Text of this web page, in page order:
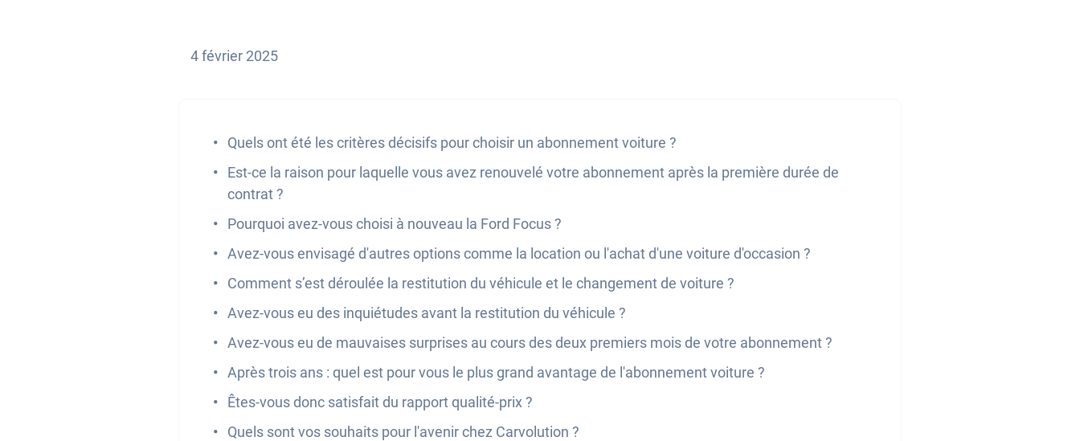
4 février 2025
Quels ont été les critères décisifs pour choisir un abonnement voiture ?
Est-ce la raison pour laquelle vous avez renouvelé votre abonnement après la première durée de
contrat ?
Pourquoi avez-vous choisi à nouveau la Ford Focus ?
Avez-vous envisagé d'autres options comme la location ou l'achat d'une voiture d'occasion ?
Comment s’est déroulée la restitution du véhicule et le changement de voiture ?
Avez-vous eu des inquiétudes avant la restitution du véhicule ?
Avez-vous eu de mauvaises surprises au cours des deux premiers mois de votre abonnement ?
Après trois ans : quel est pour vous le plus grand avantage de l'abonnement voiture ?
Êtes-vous donc satisfait du rapport qualité-prix ?
Quels sont vos souhaits pour l'avenir chez Carvolution ?